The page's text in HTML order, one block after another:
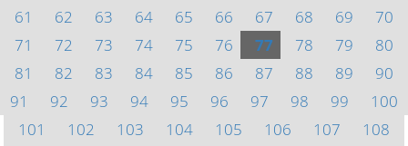
61
62 63 64 65 66 67 68 69
70
71
72 73 74 75 76 77 78 79
80
81
82 83 84 85 86 87 88 89
90
91
92 93 94 95 96 97 98 99
100
101
102 103 104 105 106 107
108